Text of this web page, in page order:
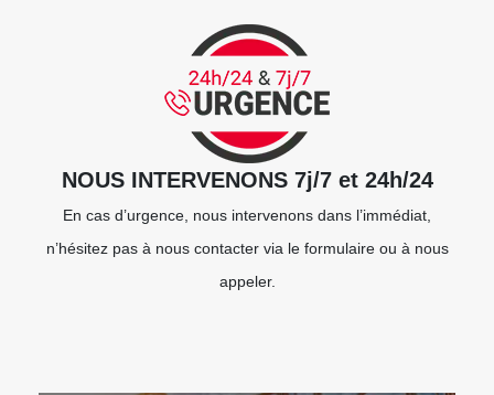
NOUS INTERVENONS 7j/7 et 24h/24
En cas d’urgence, nous intervenons dans l’immédiat,
n’hésitez pas à nous contacter via le formulaire ou à nous
appeler.